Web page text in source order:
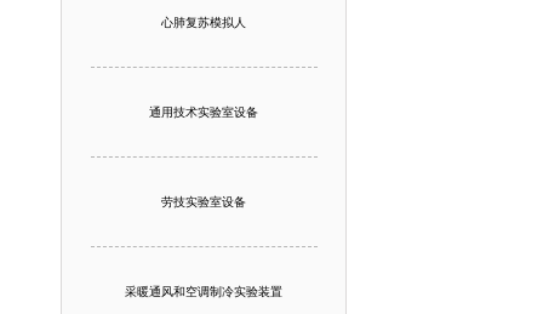
心肺复苏模拟人
通用技术实验室设备
劳技实验室设备
采暖通风和空调制冷实验装置